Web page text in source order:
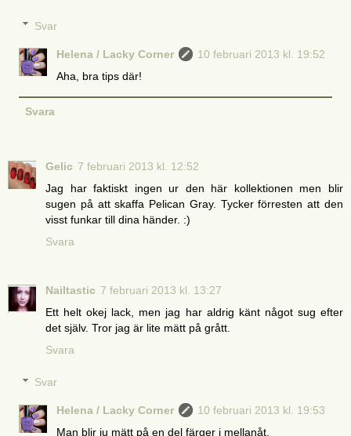
Svar
Helena / Lacky Corner
10 februari 2013 kl. 19:52
Aha, bra tips där!
Svara
Gelic 7 februari 2013 kl. 12:52
Jag har faktiskt ingen ur den här kollektionen men blir
sugen på att skaffa Pelican Gray. Tycker förresten att den
visst funkar till dina händer. :)
Svara
Nailtastic 7 februari 2013 kl. 13:27
Ett helt okej lack, men jag har aldrig känt något sug efter
det själv. Tror jag är lite mätt på grått.
Svara
Svar
Helena / Lacky Corner
10 februari 2013 kl. 19:53
Man blir ju mätt på en del färger i mellanåt.